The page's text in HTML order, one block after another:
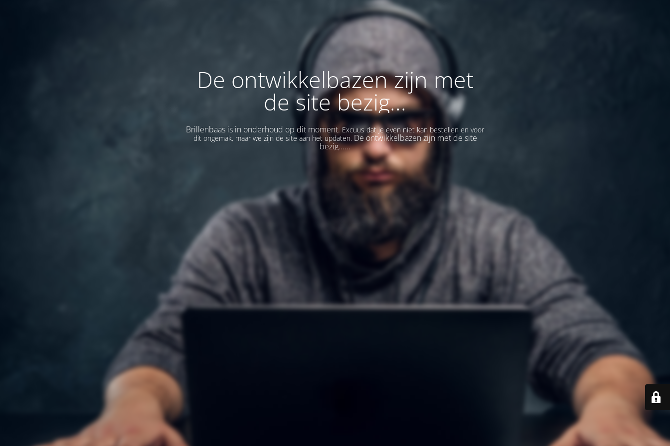
De ontwikkelbazen zijn met
de site bezig...
Brillenbaas is in onderhoud op dit moment.Excuus dat je even niet kan bestellen en voor
dit ongemak, maar we zijn de site aan het updaten. De ontwikkelbazen zijn met de site
bezig......